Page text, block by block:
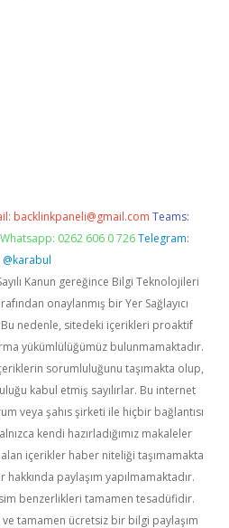
backlinkpaneli@gmail.com Teams:
Whatsapp: 0262 606 0 726 Telegram:
@karabul
Kanun gereğince Bilgi Teknolojileri
onaylanmış bir Yer Sağlayıcı
nedenle, sitedeki içerikleri proaktif
yükümlülüğümüz bulunmamaktadır.
sorumluluğunu taşımakta olup,
kabul etmiş sayılırlar. Bu internet
veya şahıs şirketi ile hiçbir bağlantısı
kendi hazırladığımız makaleler
içerikler haber niteliği taşımamakta
paylaşım yapılmamaktadır.
benzerlikleri tamamen tesadüfidir.
ve tamamen ücretsiz bir bilgi paylaşım